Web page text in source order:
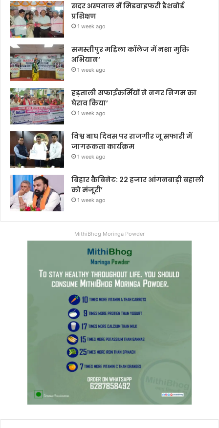
सदर अस्पताल में मिडवाइफरी डैशबोर्ड
प्रशिक्षण
1 week ago
समस्तीपुर महिला कॉलेज में नशा मुक्ति
अभियान’
1 week ago
हड़ताली सफाईकर्मियों ने नगर निगम का
घेराव किया’
1 week ago
विश्व बाघ दिवस पर राजगीर जू सफारी में
जागरूकता कार्यक्रम
1 week ago
बिहार कैबिनेट: 22 हजार आंगनबाड़ी बहाली
को मंजूरी’
1 week ago
MithiBhog Moringa Powder